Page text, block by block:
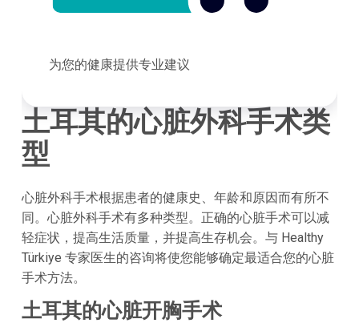
为您的健康提供专业建议
土耳其的心脏外科手术类
型
心脏外科手术根据患者的健康史、年龄和原因而有所不
同。心脏外科手术有多种类型。正确的心脏手术可以减
轻症状，提高生活质量，并提高生存机会。与 Healthy
Türkiye 专家医生的咨询将使您能够确定最适合您的心脏
手术方法。
土耳其的心脏开胸手术